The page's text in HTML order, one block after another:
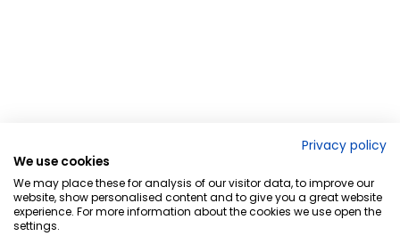
Privacy policy
We use cookies
We may place these for analysis of our visitor data, to improve our
website, show personalised content and to give you a great website
experience. For more information about the cookies we use open the
settings.